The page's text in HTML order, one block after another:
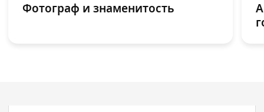
Фотограф и знаменитость